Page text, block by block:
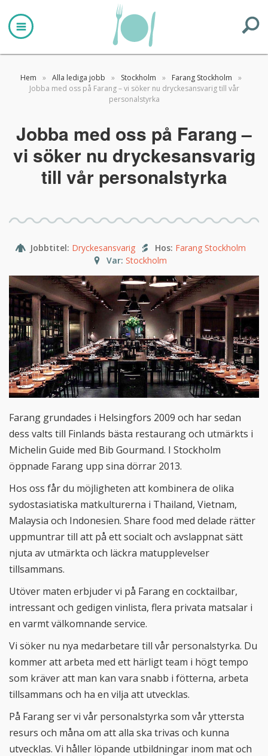
Hem » Alla lediga jobb » Stockholm » Farang Stockholm
»
Jobba med oss på Farang – vi söker nu dryckesansvarig till vår
personalstyrka
Jobba med oss på Farang –
vi söker nu dryckesansvarig
till vår personalstyrka
Jobbtitel: Dryckesansvarig Hos: Farang Stockholm
Var: Stockholm
Farang grundades i Helsingfors 2009 och har sedan
dess valts till Finlands bästa restaurang och utmärkts i
Michelin Guide med Bib Gourmand. I Stockholm
öppnade Farang upp sina dörrar 2013.
Hos oss får du möjligheten att kombinera de olika
sydostasiatiska matkulturerna i Thailand, Vietnam,
Malaysia och Indonesien. Share food med delade rätter
uppmuntrar till att på ett socialt och avslappnat sätt
njuta av utmärkta och läckra matupplevelser
tillsammans.
Utöver maten erbjuder vi på Farang en cocktailbar,
intressant och gedigen vinlista, flera privata matsalar i
en varmt välkomnande service.
Vi söker nu nya medarbetare till vår personalstyrka. Du
kommer att arbeta med ett härligt team i högt tempo
som kräver att man kan vara snabb i fötterna, arbeta
tillsammans och ha en vilja att utvecklas.
På Farang ser vi vår personalstyrka som vår yttersta
resurs och måna om att alla ska trivas och kunna
utvecklas. Vi håller löpande utbildningar inom mat och